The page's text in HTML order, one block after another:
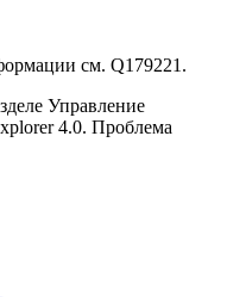
см. Q179221.
Управление
4.0. Проблема